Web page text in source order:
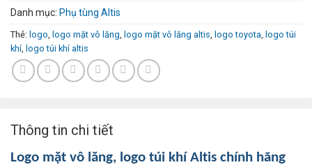
Danh mục: Phụ tùng Altis
Thẻ: logo, logo mặt vô lăng, logo mặt vô lăng altis, logo toyota, logo túi
khí, logo túi khí altis
Thông tin chi tiết
Logo mặt vô lăng, logo túi khí Altis chính hãng